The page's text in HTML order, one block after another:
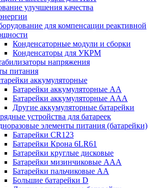
улучшения качества
для компенсации реактивной
Конденсаторные модули и сборки
Конденсаторы для УКРМ
напряжения
питания
аккумуляторные
Батарейки аккумуляторные АА
Батарейки аккумуляторные ААА
Другие аккумуляторные батарейки
устройства для батареек
элементы питания (батарейки)
Батарейки CR123
Батарейки Крона 6LR61
Батарейки круглые дисковые
Батарейки мизинчиковые ААА
Батарейки пальчиковые АА
Большие батарейки D